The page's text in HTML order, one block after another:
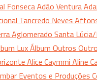
FonsecaAdão Ventura
Tancredo Neves
Aglomerado Santa
LuxÁlbum Outros
Alice Caymmi Aline
Eventos e Produções